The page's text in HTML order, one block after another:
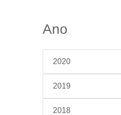
Ano
2020
2019
2018